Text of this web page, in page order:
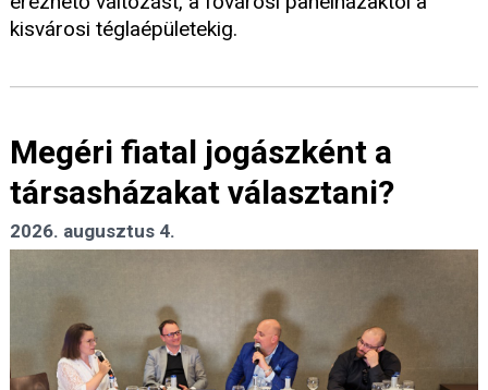
kisvárosi téglaépületekig.
Megéri fiatal jogászként a
társasházakat választani?
2026. augusztus 4.